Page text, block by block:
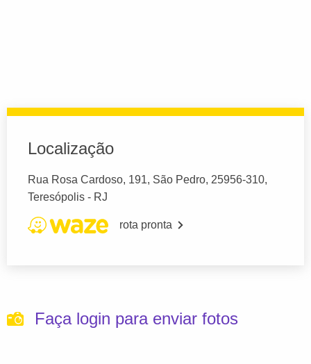
Localização
Rua Rosa Cardoso, 191, São Pedro, 25956-310,
Teresópolis - RJ
rota pronta
Faça login para enviar fotos